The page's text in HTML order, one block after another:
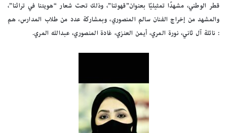
قطر الوطني، مشهدًا تمثيليًا بعنوان”قهوتنا”، وذلك تحت شعار “هويتنا في تراثنا”،
والمشهد من إخراج الفنان سالم المنصوري، وبمشاركة عدد من طلاب المدارس، هم
: نائلة آل ثاني، نورة المري، أيمن العنزي، غادة المنصوري، عبدالله المري.